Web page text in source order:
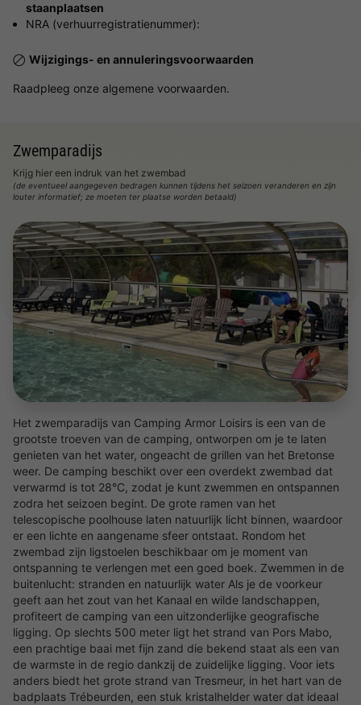
staanplaatsen
NRA (verhuurregistratienummer):
Wijzigings- en annuleringsvoorwaarden
Raadpleeg onze algemene voorwaarden.
Zwemparadijs
Krijg hier een indruk van het zwembad
(de eventueel aangegeven bedragen kunnen tijdens het seizoen veranderen en zijn
louter informatief; ze moeten ter plaatse worden betaald)
Het zwemparadijs van Camping Armor Loisirs is een van de
grootste troeven van de camping, ontworpen om je te laten
genieten van het water, ongeacht de grillen van het Bretonse
weer. De camping beschikt over een overdekt zwembad dat
verwarmd is tot 28°C, zodat je kunt zwemmen en ontspannen
zodra het seizoen begint. De grote ramen van het
telescopische poolhouse laten natuurlijk licht binnen, waardoor
er een lichte en aangename sfeer ontstaat. Rondom het
zwembad zijn ligstoelen beschikbaar om je moment van
ontspanning te verlengen met een goed boek. Zwemmen in de
buitenlucht: stranden en natuurlijk water Als je de voorkeur
geeft aan het zout van het Kanaal en wilde landschappen,
profiteert de camping van een uitzonderlijke geografische
ligging. Op slechts 500 meter ligt het strand van Pors Mabo,
een prachtige baai met fijn zand die bekend staat als een van
de warmste in de regio dankzij de zuidelijke ligging. Voor iets
anders biedt het grote strand van Tresmeur, in het hart van de
badplaats Trébeurden, een stuk kristalhelder water dat ideaal